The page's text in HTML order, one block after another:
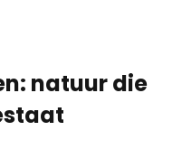
natuur die